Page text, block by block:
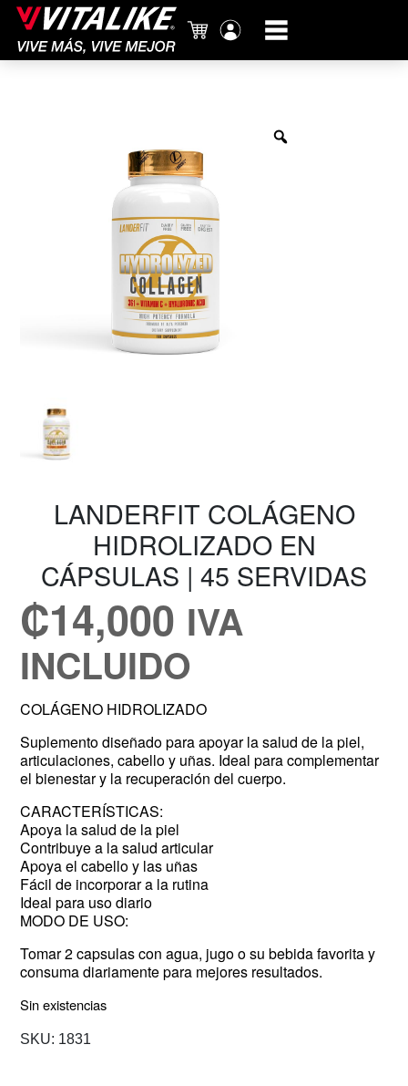
Carrito
cuenta
LANDERFIT COLÁGENO
HIDROLIZADO EN
CÁPSULAS | 45 SERVIDAS
₡14,000 IVA
INCLUIDO
COLÁGENO HIDROLIZADO
Suplemento diseñado para apoyar la salud de la piel,
articulaciones, cabello y uñas. Ideal para complementar
el bienestar y la recuperación del cuerpo.
CARACTERÍSTICAS:
Apoya la salud de la piel
Contribuye a la salud articular
Apoya el cabello y las uñas
Fácil de incorporar a la rutina
Ideal para uso diario
MODO DE USO:
Tomar 2 capsulas con agua, jugo o su bebida favorita y
consuma diariamente para mejores resultados.
Sin existencias
SKU: 1831